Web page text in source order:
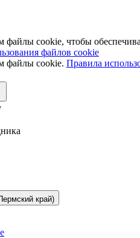
cookie, чтобы
файлов cookie
файлы cookie. Правила
край)